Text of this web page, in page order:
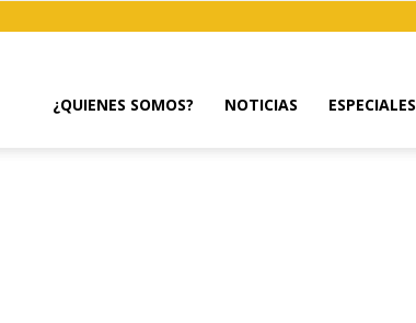
¿QUIENES SOMOS? NOTICIAS ESPECIALES